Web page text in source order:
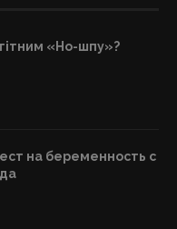
«Но-шпу»?
на беременность с